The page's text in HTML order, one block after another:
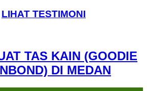
LIHAT TESTIMONI
TAS KAIN (GOODIE
DI MEDAN